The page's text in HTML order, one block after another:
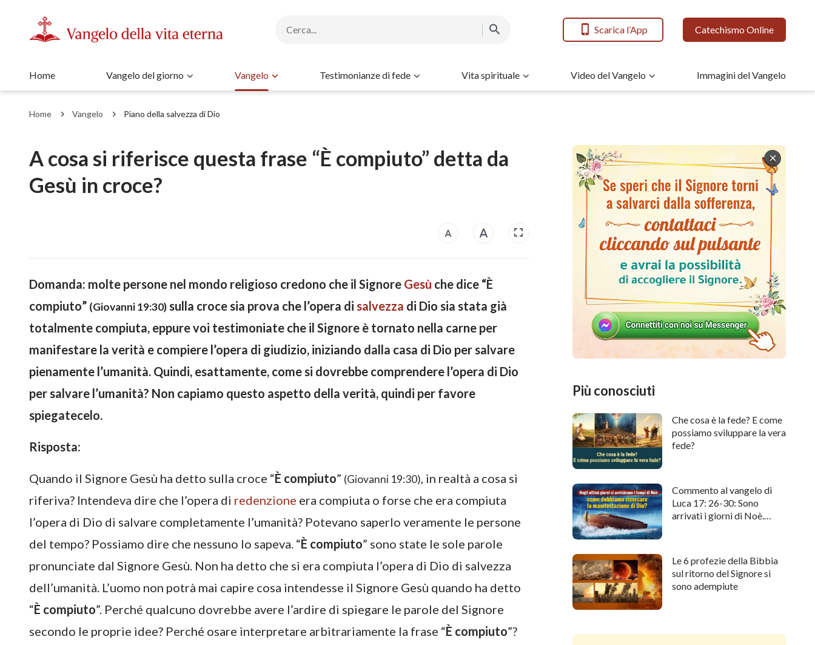
Scarica l’App Catechismo Online
Home Vangelo del giorno Vangelo Testimonianze di fede Vita spirituale Video del Vangelo Immagini del Vangelo
Home Vangelo Piano della salvezza di Dio
A cosa si riferisce questa frase “È compiuto” detta da
Gesù in croce?
Domanda: molte persone nel mondo religioso credono che il Signore Gesù che dice “È
compiuto” (Giovanni 19:30)sulla croce sia prova che l’opera di salvezza di Dio sia stata già
totalmente compiuta, eppure voi testimoniate che il Signore è tornato nella carne per
manifestare la verità e compiere l’opera di giudizio, iniziando dalla casa di Dio per salvare
pienamente l’umanità. Quindi, esattamente, come si dovrebbe comprendere l’opera di Dio
per salvare l’umanità? Non capiamo questo aspetto della verità, quindi per favore
spiegatecelo.
Risposta:
Quando il Signore Gesù ha detto sulla croce “È compiuto” (Giovanni 19:30), in realtà a cosa si
riferiva? Intendeva dire che l’opera di redenzione era compiuta o forse che era compiuta
l’opera di Dio di salvare completamente l’umanità? Potevano saperlo veramente le persone
del tempo? Possiamo dire che nessuno lo sapeva. “È compiuto” sono state le sole parole
pronunciate dal Signore Gesù. Non ha detto che si era compiuta l’opera di Dio di salvezza
dell’umanità. L’uomo non potrà mai capire cosa intendesse il Signore Gesù quando ha detto
“È compiuto”. Perché qualcuno dovrebbe avere l’ardire di spiegare le parole del Signore
secondo le proprie idee? Perché osare interpretare arbitrariamente la frase “È compiuto”?
Più conosciuti
Che cosa è la fede? E come
possiamo sviluppare la vera
fede?
Commento al vangelo di
Luca 17: 26-30: Sono
arrivati i giorni di Noè.
Le 6 profezie della Bibbia
sul ritorno del Signore si
sono adempiute